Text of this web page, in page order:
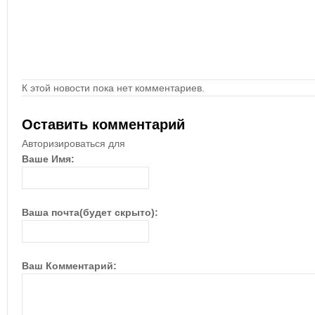
К этой новости пока нет комментариев.
Оставить комментарий
Авторизироваться для
Ваше Имя:
Ваша почта(будет скрыто):
Ваш Комментарий: